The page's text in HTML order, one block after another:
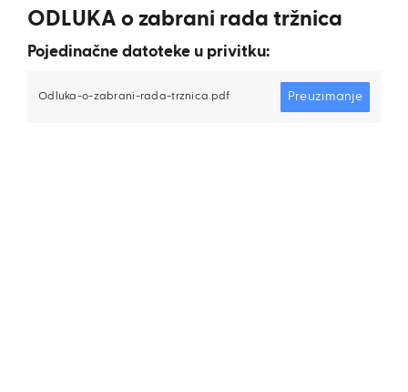
ODLUKA o zabrani rada tržnica
Pojedinačne datoteke u privitku:
Odluka-o-zabrani-rada-trznica.pdf Preuzimanje